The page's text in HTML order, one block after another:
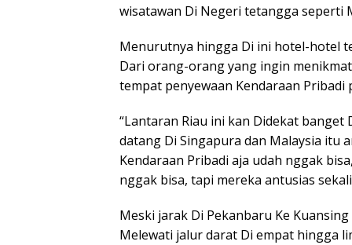
wisatawan Di Negeri tetangga seperti
Menurutnya hingga Di ini hotel-hotel
Dari orang-orang yang ingin
tempat penyewaan Kendaraan
“Lantaran Riau ini kan Didekat banget
datang Di Singapura dan Malaysia itu
Kendaraan Pribadi aja udah nggak
nggak bisa, tapi mereka antusias
Meski jarak Di Pekanbaru Ke
Melewati jalur darat Di empat hingga